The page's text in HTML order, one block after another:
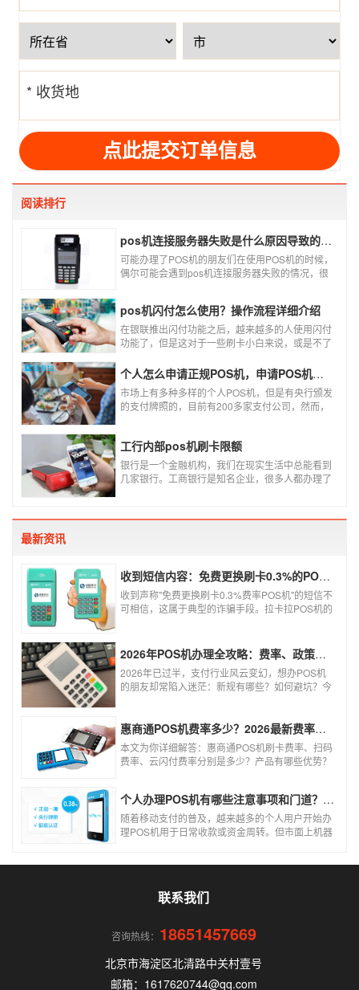
号
* 收货地
址
阅读排行
pos机连接服务器失败是什么原因导致的？附解决办法
可能办理了POS机的朋友们在使用POS机的时候，
偶尔可能会遇到pos机连接服务器失败的情况，很
失败是什么原因导致的？以及出现这种情况又该如
何解决。
pos机闪付怎么使用？操作流程详细介绍
在银联推出闪付功能之后，越来越多的人使用闪付
功能了，但是这对于一些刷卡小白来说，或是不了
闪付功能，因此，针对这种情况，下面小编就来给
大家讲一讲POS机闪付怎么挥卡操作交易。
个人怎么申请正规POS机，申请POS机需要注意什么？
市场上有多种多样的个人POS机，但是有央行颁发
的支付牌照的，目前有200多家支付公司，然而，
就很危险了，资金不到账、被盗刷的可能性大大增
加。
工行内部pos机刷卡限额
银行是一个金融机构，我们在现实生活中总能看到
几家银行。工商银行是知名企业，很多人都办理了
最新资讯
收到短信内容：免费更换刷卡0.3%的POS机，可以相信吗？
收到声称"免费更换刷卡0.3%费率POS机"的短信不
可相信，这属于典型的诈骗手段。拉卡拉POS机的
风险。以下结合权威信息分析原因及应对建议：2026年POS机办理全攻略：费率、政策、避坑一篇讲清
2026年已过半，支付行业风云变幻，想办POS机
的朋友却常陷入迷茫：新规有哪些？如何避坑？今
使用！
惠商通POS机费率多少？2026最新费率标准及办理全攻略
本文为你详细解答：惠商通POS机刷卡费率、扫码
费率、云闪付费率分别是多少？产品有哪些优势？
个人办理POS机有哪些注意事项和门道？（2026最新避坑指南）
随着移动支付的普及，越来越多的个人用户开始办
理POS机用于日常收款或资金周转。但市面上机器
联系我们
咨询热线： 18651457669
北京市海淀区北清路中关村壹号
邮箱：1617620744@qq.com